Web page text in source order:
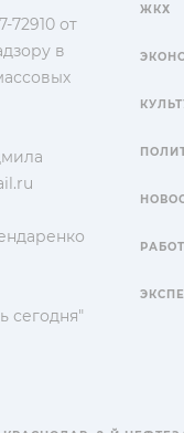
от
в
сегодня"
ЖКХ